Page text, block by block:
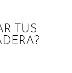
TUS